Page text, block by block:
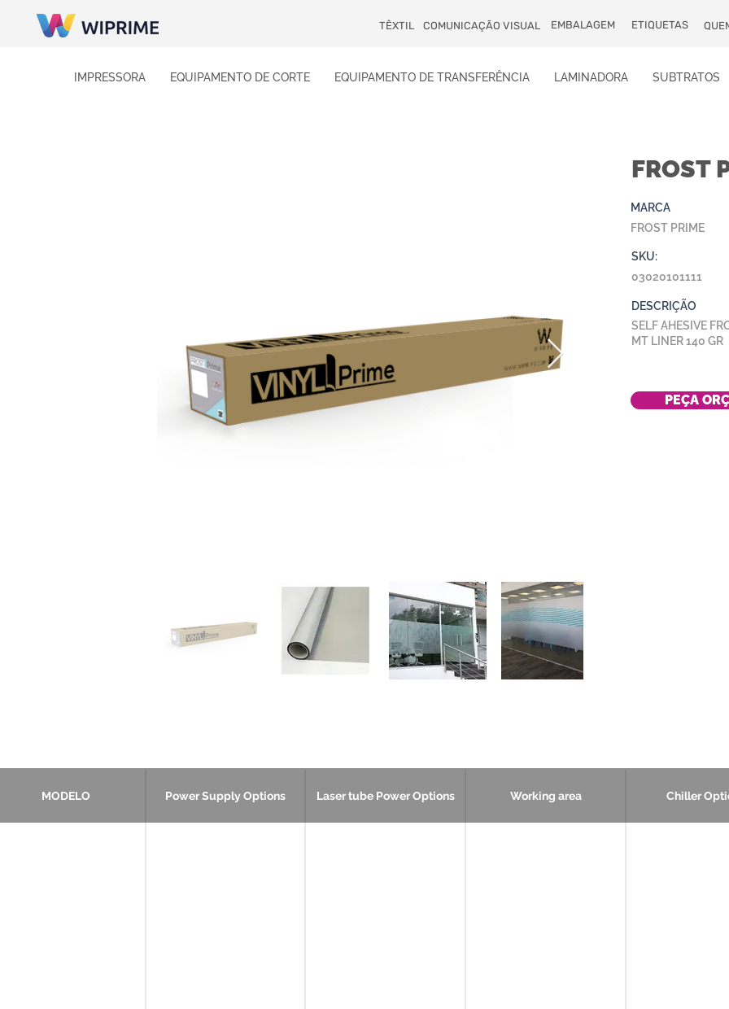
TÊXTIL COMUNICAÇÃO VISUAL EMBALAGEM ETIQUETAS
IMPRESSORA EQUIPAMENTO DE CORTE EQUIPAMENTO DE TRANSFERÊNCIA LAMINADORA SUBTRATOS
FROST
MARCA
FROST PRIME
SKU:
03020101111
DESCRIÇÃO
SELF AHESIVE
MT LINER 140 GR
PEÇA
MODELO Power Supply Options Laser tube Power Options Working area Chiller